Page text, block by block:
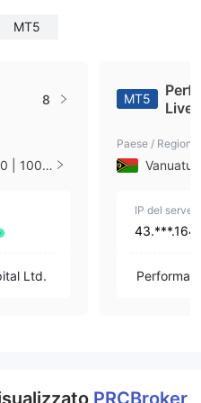
MT5
8
| 100 |
Ltd.
MT5
Live
Paese / Regione
Vanuatu
IP del server
43.***.164
PRCBroker